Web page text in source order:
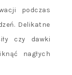
podczas
Delikatne
czy dawki
nagłych